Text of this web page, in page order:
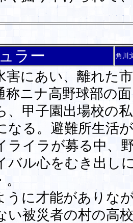
ラー 角川
にあい、離れた
称ニナ高野球部の
、甲子園出場校の
なる。避難所生活
ライラが募る中、
バル心をむき出し
に才能がありな
い被災者の村の高